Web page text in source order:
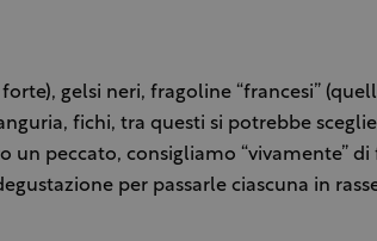
gelsi neri, fragoline “francesi”
fichi, tra questi si potrebbe
un peccato, consigliamo “vivamente” di
per passarle ciascuna in